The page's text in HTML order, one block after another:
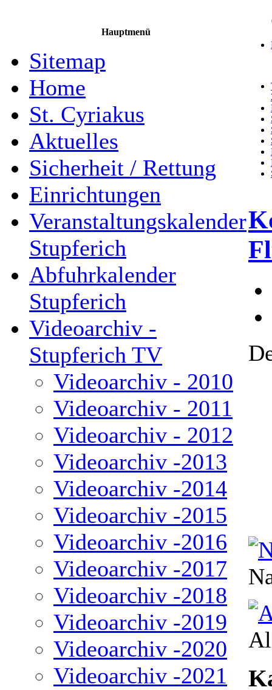
Hauptmenü
Sitemap
Home
St. Cyriakus
Aktuelles
Sicherheit / Rettung
Einrichtungen
Veranstaltungskalender
Stupferich
Abfuhrkalender
Stupferich
Videoarchiv -
Stupferich TV
Videoarchiv - 2010
Videoarchiv - 2011
Videoarchiv - 2012
Videoarchiv -2013
Videoarchiv -2014
Videoarchiv -2015
Videoarchiv -2016
Videoarchiv -2017
Videoarchiv -2018
Videoarchiv -2019
Videoarchiv -2020
Videoarchiv -2021